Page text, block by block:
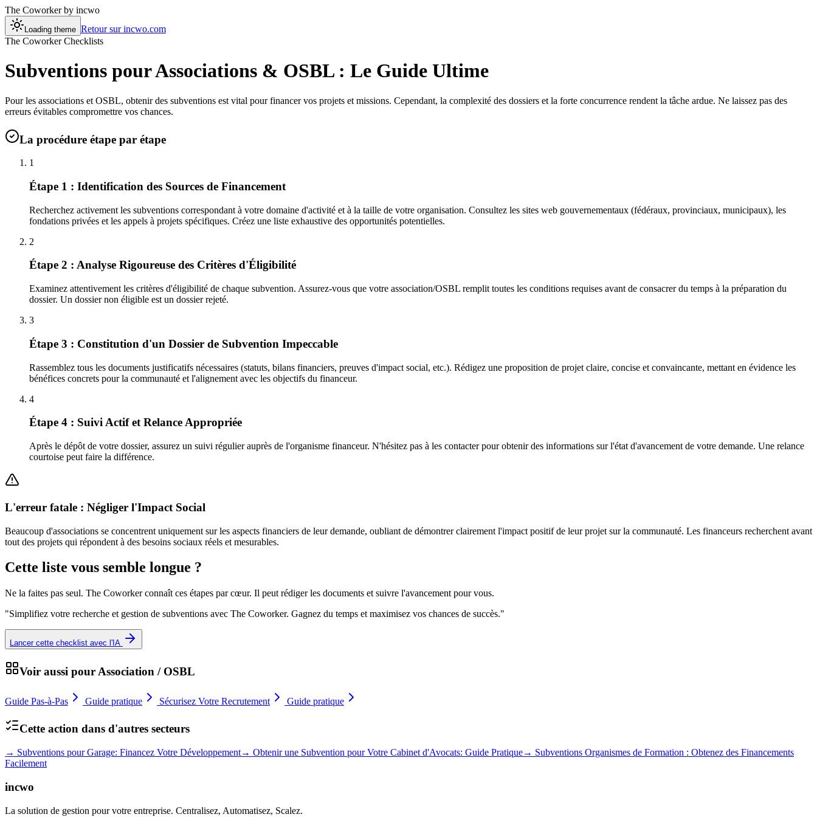
The Coworkerby incwo
Loading theme Retour sur incwo.com
The Coworker Checklists
Subventions pour Associations & OSBL : Le Guide Ultime
Pour les associations et OSBL, obtenir des subventions est vital pour financer vos projets et missions. Cependant, la complexité des dossiers et la forte concurrence rendent la tâche ardue. Ne laissez pas des
erreurs évitables compromettre vos chances.
La procédure étape par étape
1
Étape 1 : Identification des Sources de Financement
Recherchez activement les subventions correspondant à votre domaine d'activité et à la taille de votre organisation. Consultez les sites web gouvernementaux (fédéraux, provinciaux, municipaux), les
fondations privées et les appels à projets spécifiques. Créez une liste exhaustive des opportunités potentielles.
2
Étape 2 : Analyse Rigoureuse des Critères d'Éligibilité
Examinez attentivement les critères d'éligibilité de chaque subvention. Assurez-vous que votre association/OSBL remplit toutes les conditions requises avant de consacrer du temps à la préparation du
dossier. Un dossier non éligible est un dossier rejeté.
3
Étape 3 : Constitution d'un Dossier de Subvention Impeccable
Rassemblez tous les documents justificatifs nécessaires (statuts, bilans financiers, preuves d'impact social, etc.). Rédigez une proposition de projet claire, concise et convaincante, mettant en évidence les
bénéfices concrets pour la communauté et l'alignement avec les objectifs du financeur.
4
Étape 4 : Suivi Actif et Relance Appropriée
Après le dépôt de votre dossier, assurez un suivi régulier auprès de l'organisme financeur. N'hésitez pas à les contacter pour obtenir des informations sur l'état d'avancement de votre demande. Une relance
courtoise peut faire la différence.
L'erreur fatale : Négliger l'Impact Social
Beaucoup d'associations se concentrent uniquement sur les aspects financiers de leur demande, oubliant de démontrer clairement l'impact positif de leur projet sur la communauté. Les financeurs recherchent avant
tout des projets qui répondent à des besoins sociaux réels et mesurables.
Cette liste vous semble longue ?
Ne la faites pas seul. The Coworker connaît ces étapes par cœur. Il peut rédiger les documents et suivre l'avancement pour vous.
"Simplifiez votre recherche et gestion de subventions avec The Coworker. Gagnez du temps et maximisez vos chances de succès."
Lancer cette checklist avec l'IA
Voir aussi pour Association / OSBL
Guide Pas-à-Pas Guide pratique Sécurisez Votre Recrutement Guide pratique
Cette action dans d'autres secteurs
→ Subventions pour Garage: Financez Votre Développement→ Obtenir une Subvention pour Votre Cabinet d'Avocats: Guide Pratique→ Subventions Organismes de Formation : Obtenez des Financements
Facilement
incwo
La solution de gestion pour votre entreprise. Centralisez, Automatisez, Scalez.